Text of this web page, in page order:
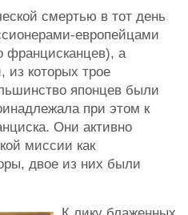
смертью в тот день
европейцами
францисканцев), а
из которых трое
японцев были
при этом к
Они активно
миссии как
двое из них были